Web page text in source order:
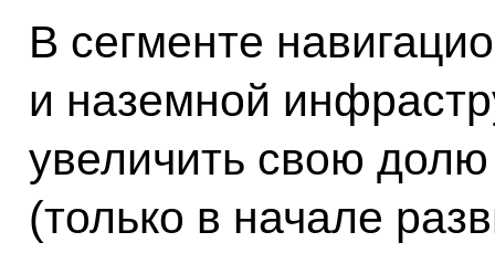
В сегменте
и наземной
увеличить свою
(только в начале